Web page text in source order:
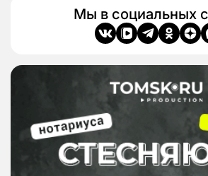
Мы в социальных